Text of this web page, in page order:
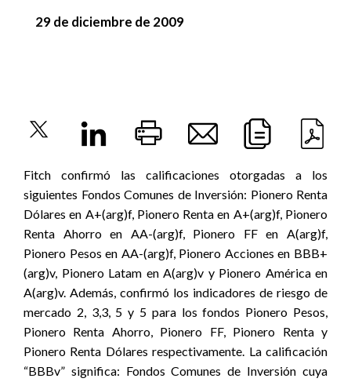
29 de diciembre de 2009
Fitch confirmó las calificaciones otorgadas a los
siguientes Fondos Comunes de Inversión: Pionero Renta
Dólares en A+(arg)f, Pionero Renta en A+(arg)f, Pionero
Renta Ahorro en AA-(arg)f, Pionero FF en A(arg)f,
Pionero Pesos en AA-(arg)f, Pionero Acciones en BBB+
(arg)v, Pionero Latam en A(arg)v y Pionero América en
A(arg)v. Además, confirmó los indicadores de riesgo de
mercado 2, 3,3, 5 y 5 para los fondos Pionero Pesos,
Pionero Renta Ahorro, Pionero FF, Pionero Renta y
Pionero Renta Dólares respectivamente. La calificación
“BBBv” significa: Fondos Comunes de Inversión cuya